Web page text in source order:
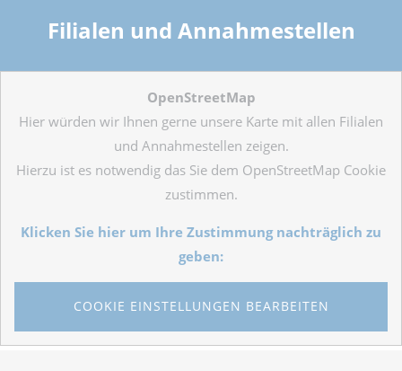
Filialen und Annahmestellen
OpenStreetMap
Hier würden wir Ihnen gerne unsere Karte mit allen Filialen
und Annahmestellen zeigen.
Hierzu ist es notwendig das Sie dem OpenStreetMap Cookie
zustimmen.
Klicken Sie hier um Ihre Zustimmung nachträglich zu
geben:
COOKIE EINSTELLUNGEN BEARBEITEN